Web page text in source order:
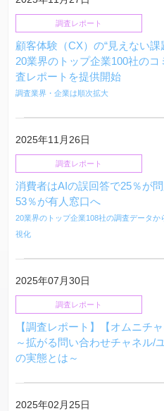
調査レポート
顧客体験（CX）の“見えない課
20業界のトップ企業100社の
査レポートを提供開始
調査業界・企業は順次拡大
2025年11月26日
調査レポート
消費者はAIの誤回答で25％が
53％が有人窓口へ
20業界のトップ企業108社の調査データ
視化
2025年07月30日
調査レポート
【調査レポート】【オムニチ
～拡がる問い合わせチャネル/
の実態とは～
2025年02月25日